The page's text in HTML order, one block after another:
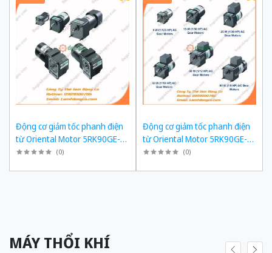
Động cơ giảm tốc phanh điện
từ Oriental Motor 5RK90GE-
SW2ML + 5GE180KF công suất
(0)
Động cơ giảm tốc phanh điện
từ Oriental Motor 5RK90GE-
SW2ML + 5GE150KF công suất
(0)
MÁY THỔI KHÍ